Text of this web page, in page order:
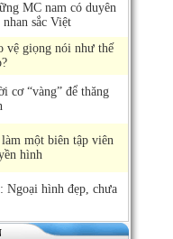
MC nam có duyên
sắc Việt
vệ giọng nói như thế
cơ “vàng” để thăng
một biên tập viên
hình
Ngoại hình đẹp, chưa